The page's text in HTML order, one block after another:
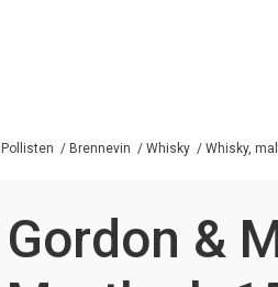
Pollisten / Brennevin / Whisky / Whisky,
Gordon &